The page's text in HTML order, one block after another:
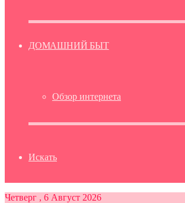
ДОМАШНИЙ БЫТ
Обзор интернета
Искать
Четверг , 6 Август 2026